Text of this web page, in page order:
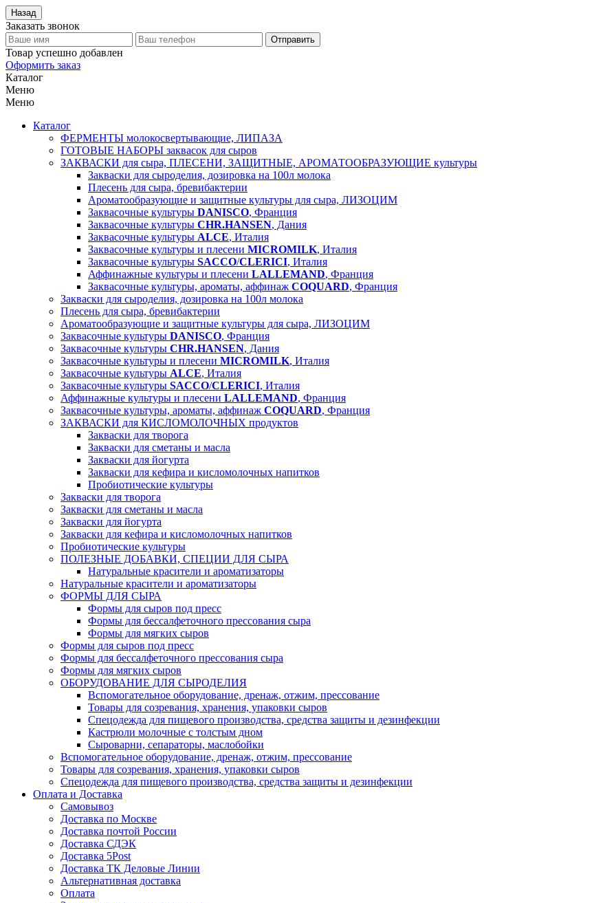
Назад
Заказать звонок
Отправить
Товар успешно добавлен
Оформить заказ
Каталог
Меню
Меню
Каталог
ФЕРМЕНТЫ молокосвертывающие, ЛИПАЗА
ГОТОВЫЕ НАБОРЫ заквасок для сыров
ЗАКВАСКИ для сыра, ПЛЕСЕНИ, ЗАЩИТНЫЕ, АРОМАТООБРАЗУЮЩИЕ культуры
Закваски для сыроделия, дозировка на 100л молока
Плесень для сыра, бревибактерии
Ароматообразующие и защитные культуры для сыра, ЛИЗОЦИМ
Заквасочные культуры DANISCO, Франция
Заквасочные культуры CHR.HANSEN, Дания
Заквасочные культуры ALCE, Италия
Заквасочные культуры и плесени MICROMILK, Италия
Заквасочные культуры SACCO/CLERICI, Италия
Аффинажные культуры и плесени LALLEMAND, Франция
Заквасочные культуры, ароматы, аффинаж COQUARD, Франция
Закваски для сыроделия, дозировка на 100л молока
Плесень для сыра, бревибактерии
Ароматообразующие и защитные культуры для сыра, ЛИЗОЦИМ
Заквасочные культуры DANISCO, Франция
Заквасочные культуры CHR.HANSEN, Дания
Заквасочные культуры и плесени MICROMILK, Италия
Заквасочные культуры ALCE, Италия
Заквасочные культуры SACCO/CLERICI, Италия
Аффинажные культуры и плесени LALLEMAND, Франция
Заквасочные культуры, ароматы, аффинаж COQUARD, Франция
ЗАКВАСКИ для КИСЛОМОЛОЧНЫХ продуктов
Закваски для творога
Закваски для сметаны и масла
Закваски для йогурта
Закваски для кефира и кисломолочных напитков
Пробиотические культуры
Закваски для творога
Закваски для сметаны и масла
Закваски для йогурта
Закваски для кефира и кисломолочных напитков
Пробиотические культуры
ПОЛЕЗНЫЕ ДОБАВКИ, СПЕЦИИ ДЛЯ СЫРА
Натуральные красители и ароматизаторы
Натуральные красители и ароматизаторы
ФОРМЫ ДЛЯ СЫРА
Формы для сыров под пресс
Формы для бессалфеточного прессования сыра
Формы для мягких сыров
Формы для сыров под пресс
Формы для бессалфеточного прессования сыра
Формы для мягких сыров
ОБОРУДОВАНИЕ ДЛЯ СЫРОДЕЛИЯ
Вспомогательное оборудование, дренаж, отжим, прессование
Товары для созревания, хранения, упаковки сыров
Спецодежда для пищевого производства, средства защиты и дезинфекции
Кастрюли молочные с толстым дном
Сыроварни, сепараторы, маслобойки
Вспомогательное оборудование, дренаж, отжим, прессование
Товары для созревания, хранения, упаковки сыров
Спецодежда для пищевого производства, средства защиты и дезинфекции
Оплата и Доставка
Самовывоз
Доставка по Москве
Доставка почтой России
Доставка СДЭК
Доставка 5Post
Доставка ТК Деловые Линии
Альтернативная доставка
Оплата